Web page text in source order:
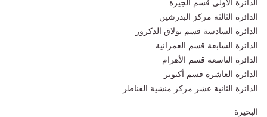
الدائرة الأولى قسم الجيزة
الدائرة الثالثة مركز البدرشين
الدائرة السادسة قسم بولاق الدكرور
الدائرة السابعة قسم العمرانية
الدائرة التاسعة قسم الأهرام
الدائرة العاشرة قسم أكتوبر
الدائرة الثانية عشر مركز منشية القناطر
البحيرة